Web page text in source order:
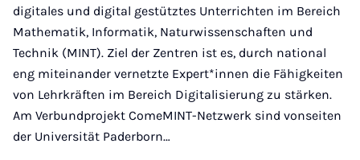
digitales und digital gestütztes Unterrichten im Bereich
Mathematik, Informatik, Naturwissenschaften und
Technik (MINT). Ziel der Zentren ist es, durch national
eng miteinander vernetzte Expert*innen die Fähigkeiten
von Lehrkräften im Bereich Digitalisierung zu stärken.
Am Verbundprojekt ComeMINT-Netzwerk sind vonseiten
der Universität Paderborn…